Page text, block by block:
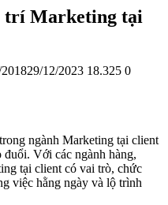
trí Marketing tại
29/12/2023 18.325 0
ngành Marketing tại client
đuổi. Với các ngành hàng,
tại client có vai trò, chức
việc hằng ngày và lộ trình